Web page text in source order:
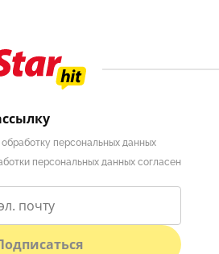
обработку персональных данных
персональных данных согласен